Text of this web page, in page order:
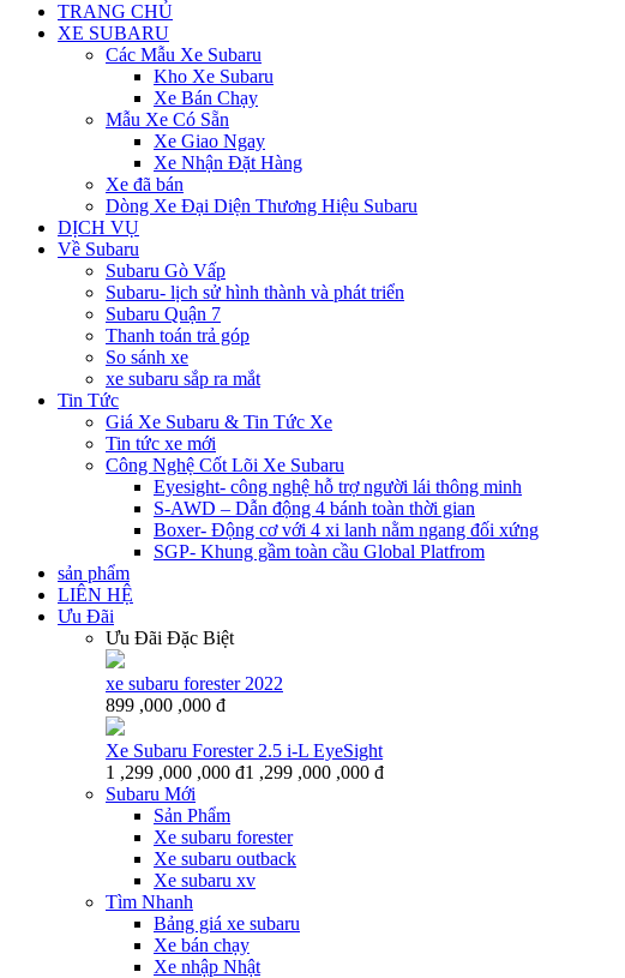
TRANG CHỦ
XE SUBARU
Các Mẫu Xe Subaru
Kho Xe Subaru
Xe Bán Chạy
Mẫu Xe Có Sẵn
Xe Giao Ngay
Xe Nhận Đặt Hàng
Xe đã bán
Dòng Xe Đại Diện Thương Hiệu Subaru
DỊCH VỤ
Về Subaru
Subaru Gò Vấp
Subaru- lịch sử hình thành và phát triển
Subaru Quận 7
Thanh toán trả góp
So sánh xe
xe subaru sắp ra mắt
Tin Tức
Giá Xe Subaru & Tin Tức Xe
Tin tức xe mới
Công Nghệ Cốt Lõi Xe Subaru
Eyesight- công nghệ hỗ trợ người lái thông minh
S-AWD – Dẫn động 4 bánh toàn thời gian
Boxer- Động cơ với 4 xi lanh nằm ngang đối xứng
SGP- Khung gầm toàn cầu Global Platfrom
sản phẩm
LIÊN HỆ
Ưu Đãi
Ưu Đãi Đặc Biệt
xe subaru forester 2022
899 ,000 ,000 đ
Xe Subaru Forester 2.5 i-L EyeSight
1 ,299 ,000 ,000 đ1 ,299 ,000 ,000 đ
Subaru Mới
Sản Phẩm
Xe subaru forester
Xe subaru outback
Xe subaru xv
Tìm Nhanh
Bảng giá xe subaru
Xe bán chạy
Xe nhập Nhật